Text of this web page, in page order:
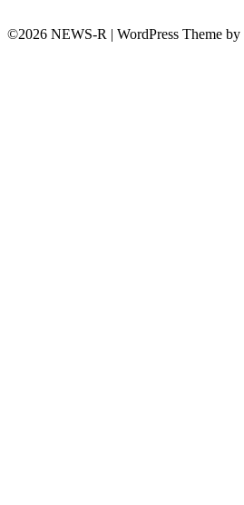
©2026 NEWS-R | WordPress Theme by